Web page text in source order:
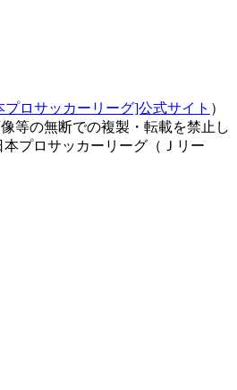
プロサッカーリーグ]公式サイト ）
等の無断での複製・転載を禁止し
プロサッカーリーグ（Ｊリー